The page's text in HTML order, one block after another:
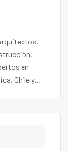
en
Chile y